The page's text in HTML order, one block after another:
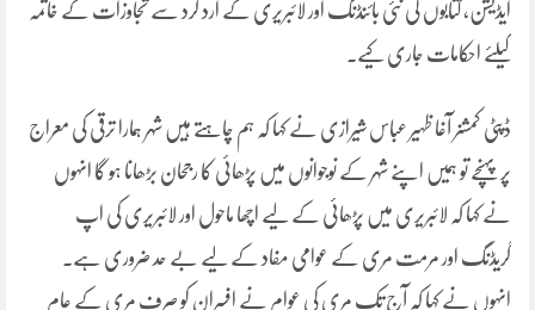
ایڈیشن، کتابوں کی نئی بائنڈنگ اور لائبریری کے ارد گرد سے تجاوزات کے خاتمہ
کیلئے احکامات جاری کیے۔
ڈپٹی کمشنر آغا ظہیر عباس شیرازی نے کہا کہ ہم چاہتے ہیں شہر ہمارا ترقی کی معراج
پر پہنچے تو ہمیں اپنے شہر کے نوجوانوں میں پڑھائی کا رجحان بڑھانا ہو گا انہوں
نے کہا کہ لائبریری میں پڑھائی کے لیے اچھا ماحول اور لائبریری کی اپ
گریڈنگ اور مرمت مری کے عوامی مفاد کے لیے بے حد ضروری ہے۔
انہوں نے کہا کہ آج تک مری کی عوام نے افسران کو صرف مری کے عام